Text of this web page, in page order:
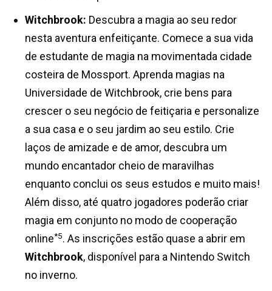
Witchbrook: Descubra a magia ao seu redor
nesta aventura enfeitiçante. Comece a sua vida
de estudante de magia na movimentada cidade
costeira de Mossport. Aprenda magias na
Universidade de Witchbrook, crie bens para
crescer o seu negócio de feitiçaria e personalize
a sua casa e o seu jardim ao seu estilo. Crie
laços de amizade e de amor, descubra um
mundo encantador cheio de maravilhas
enquanto conclui os seus estudos e muito mais!
Além disso, até quatro jogadores poderão criar
magia em conjunto no modo de cooperação
online*5. As inscrições estão quase a abrir em
Witchbrook, disponível para a Nintendo Switch
no inverno.